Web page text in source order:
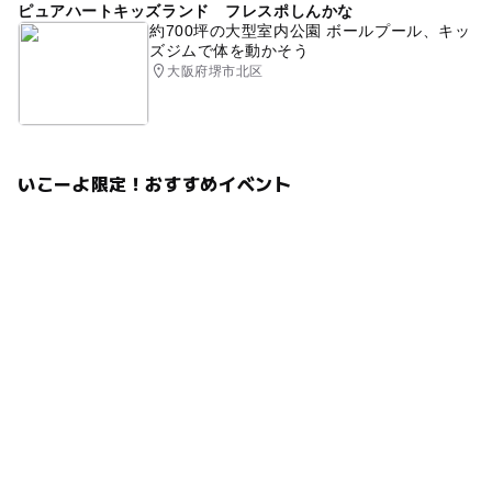
ピュアハートキッズランド フレスポしんかな
約700坪の大型室内公園 ボールプール、キッ
ズジムで体を動かそう
大阪府堺市北区
いこーよ限定！おすすめイベント